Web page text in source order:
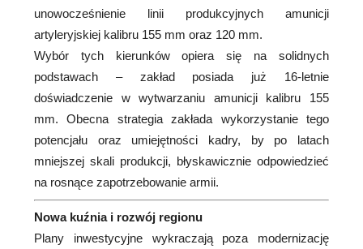
unowocześnienie linii produkcyjnych amunicji
artyleryjskiej kalibru 155 mm oraz 120 mm.
Wybór tych kierunków opiera się na solidnych
podstawach – zakład posiada już 16-letnie
doświadczenie w wytwarzaniu amunicji kalibru 155
mm. Obecna strategia zakłada wykorzystanie tego
potencjału oraz umiejętności kadry, by po latach
mniejszej skali produkcji, błyskawicznie odpowiedzieć
na rosnące zapotrzebowanie armii.
Nowa kuźnia i rozwój regionu
Plany inwestycyjne wykraczają poza modernizację